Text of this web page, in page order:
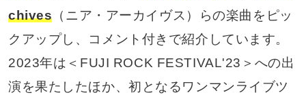
chives （ニア・アーカイヴス）らの楽曲をピッ
クアップし、コメント付きで紹介しています。
2023年は＜FUJI ROCK FESTIVAL'23＞への出
演を果たしたほか、初となるワンマンライブツ